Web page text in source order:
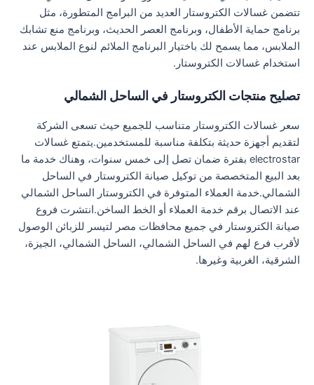
تتضمن غسالات الكتروستار العديد من البرامج المتطورة، مثل
برنامج حماية الأطفال، وبرنامج العصر الحديث، وبرنامج منع تشابك
الملابس، مما يسمح لك باختيار البرنامج الملائم لنوع الملابس عند
استخدام غسالات الكتروستار.
تصليح منتجات الكتروستار في الساحل الشمالي
سعر غسالات الكتروستار متناسب للجميع حيث تسعى الشركة
لتقديم أجهزة حديثة بتكلفة مناسبة للمستخدمين.يتمتع غسالات
electrostar بفترة ضمان تصل إلى خمس سنوات، وهناك خدمة ما
بعد البيع المتخصصة من توكيل صيانة الكتروستار في الساحل
الشمالي.خدمة العملاء المتوفرة في الكتروستار الساحل الشمالي
عند الاتصال برقم خدمة العملاء أو الخط الساخن.انتشرت فروع
صيانة الكتروستار في جميع محافظات مصر لتيسر للزبائن الوصول
لأقرب فرع لهم في الساحل الشمالي، الساحل الشمالي، الجيزة،
الشرقية، الغربية وغيرها.